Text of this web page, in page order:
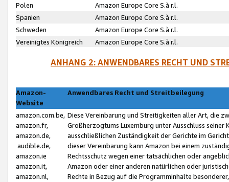
Polen
Amazon Europe Core S.à r.l.
Spanien
Amazon Europe Core S.à r.l.
Schweden
Amazon Europe Core S.à r.l.
Vereinigtes Königreich
Amazon Europe Core S.à r.l.
ANHANG 2: ANWENDBARES RECHT UND
Amazon-
Website
Anwendbares Recht und Streitbeilegung
amazon.com.be,
amazon.fr,
amazon.de,
audible.de,
amazon.ie
amazon.it,
amazon.nl,
Diese Vereinbarung und Streitigkeiten aller Art, die
Großherzogtums Luxemburg unter Ausschluss
ausschließlichen Zuständigkeit der Gerichte im
dieser Vereinbarung kann Amazon bei einem
Rechtsschutz wegen einer tatsächlichen oder
Amazon oder einer anderen natürlichen oder
Rechte in Bezug auf die Programminhalte